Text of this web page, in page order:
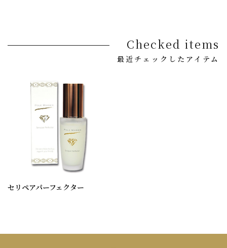
Checked items
最近チェックしたアイテム
セリペアパーフェクター